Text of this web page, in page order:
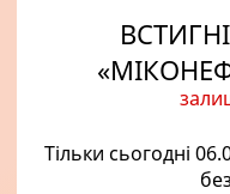
Тільки сьогодні